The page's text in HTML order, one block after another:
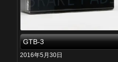
GTB-3
2016年5月30日